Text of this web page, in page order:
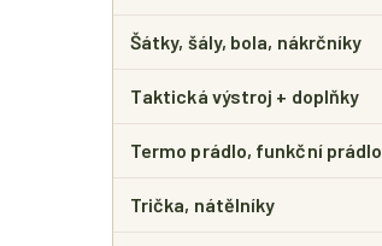
Šátky, šály, bola, nákrčníky
Taktická výstroj + doplňky
Termo prádlo, funkční prádlo
Trička, nátělníky